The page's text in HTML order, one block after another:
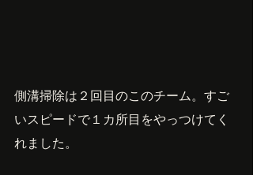
側溝掃除は２回目のこのチーム。すご
いスピードで１カ所目をやっつけてく
れました。